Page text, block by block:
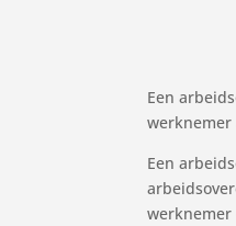
Een
werknemer
Een
werknemer